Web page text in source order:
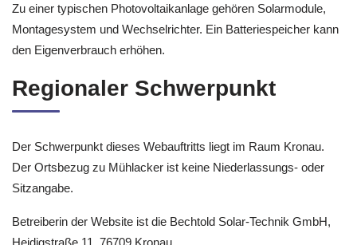
Zu einer typischen Photovoltaikanlage gehören Solarmodule,
Montagesystem und Wechselrichter. Ein Batteriespeicher kann
den Eigenverbrauch erhöhen.
Regionaler Schwerpunkt
Der Schwerpunkt dieses Webauftritts liegt im Raum Kronau.
Der Ortsbezug zu Mühlacker ist keine Niederlassungs- oder
Sitzangabe.
Betreiberin der Website ist die Bechtold Solar-Technik GmbH,
Heidigstraße 11, 76709 Kronau.